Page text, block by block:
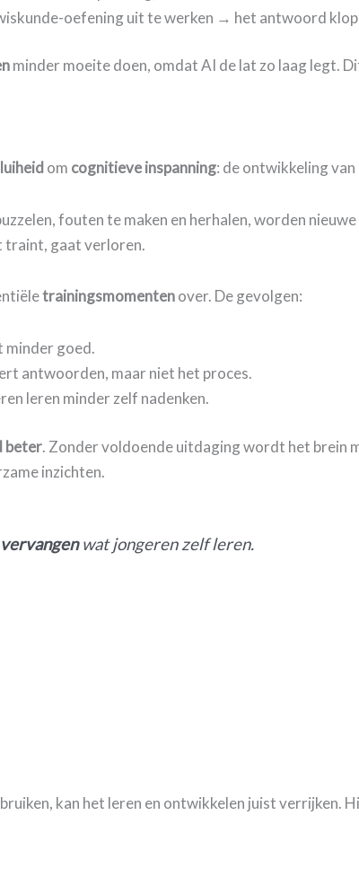
oefening uit te werken → het antwoord
minder moeite doen, omdat AI de lat zo laag legt.
om cognitieve inspanning: de ontwikkeling van
fouten te maken en herhalen, worden
traint, gaat verloren.
trainingsmomentenover. De gevolgen:
goed.
antwoorden, maar niet het proces.
leren minder zelf nadenken.
beter. Zonder voldoende uitdaging wordt het brein
inzichten.
vervangenwat jongeren zelf leren.
kan het leren en ontwikkelen juist verrijken.